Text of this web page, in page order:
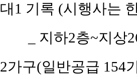
대1 기록 (시행사는
_ 지하2층~지
2가구(일반공급 154